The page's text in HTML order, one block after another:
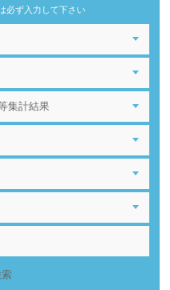
必ず入力して下さい